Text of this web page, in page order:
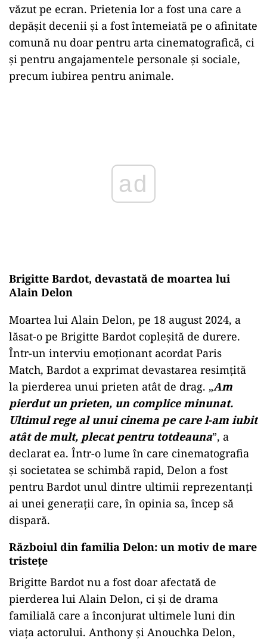
văzut pe ecran. Prietenia lor a fost una care a
depășit decenii și a fost întemeiată pe o afinitate
comună nu doar pentru arta cinematografică, ci
și pentru angajamentele personale și sociale,
precum iubirea pentru animale.
Brigitte Bardot, devastată de moartea lui
Alain Delon
Moartea lui Alain Delon, pe 18 august 2024, a
lăsat-o pe Brigitte Bardot copleșită de durere.
Într-un interviu emoționant acordat Paris
Match, Bardot a exprimat devastarea resimțită
la pierderea unui prieten atât de drag. „Am
pierdut un prieten, un complice minunat.
Ultimul rege al unui cinema pe care l-am iubit
atât de mult, plecat pentru totdeauna”, a
declarat ea. Într-o lume în care cinematografia
și societatea se schimbă rapid, Delon a fost
pentru Bardot unul dintre ultimii reprezentanți
ai unei generații care, în opinia sa, încep să
dispară.
Războiul din familia Delon: un motiv de mare
tristețe
Brigitte Bardot nu a fost doar afectată de
pierderea lui Alain Delon, ci și de drama
familială care a înconjurat ultimele luni din
viața actorului. Anthony și Anouchka Delon,